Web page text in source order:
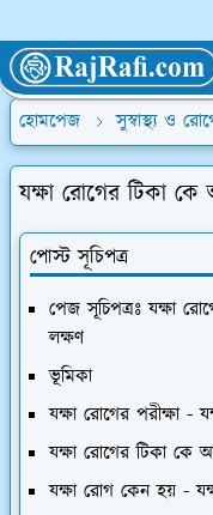
হোমপেজ সুস্বাস্থ্য ও
যক্ষা রোগের টিকা
পোস্ট সূচিপত্র
পেজ সূচিপত্রঃ যক্ষা
লক্ষণ
ভূমিকা
যক্ষা রোগের পরীক্ষা -
যক্ষা রোগের টিকা কে
যক্ষা রোগ কেন হয় -